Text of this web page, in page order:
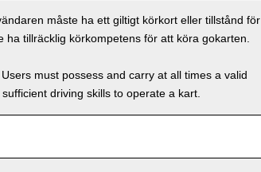
måste ha ett giltigt körkort eller tillstånd för
tillräcklig körkompetens för att köra gokarten.
must possess and carry at all times a valid
driving skills to operate a kart.